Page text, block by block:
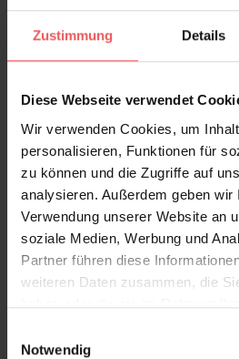
Zustimmung Details
Diese Webseite verwendet
Wir verwenden Cookies, um
personalisieren, Funktionen für
zu können und die Zugriffe auf
analysieren. Außerdem geben
Verwendung unserer Website an
soziale Medien, Werbung und
Partner führen diese
weiteren Daten zusammen, die
haben oder die sie im Rahmen
Notwendig
Die Tapete Ranelagh, col.47, ist
Adaption eines
ergeben ein strukturiertes
Grundfarbe: Teresa’s Green 236
Druckfarben: Bespoke Metallic,
Versand &